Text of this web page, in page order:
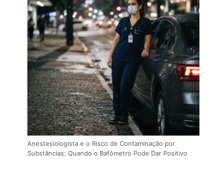
Anestesiologista e o Risco de Contaminação por
Substâncias: Quando o Bafômetro Pode Dar Positivo